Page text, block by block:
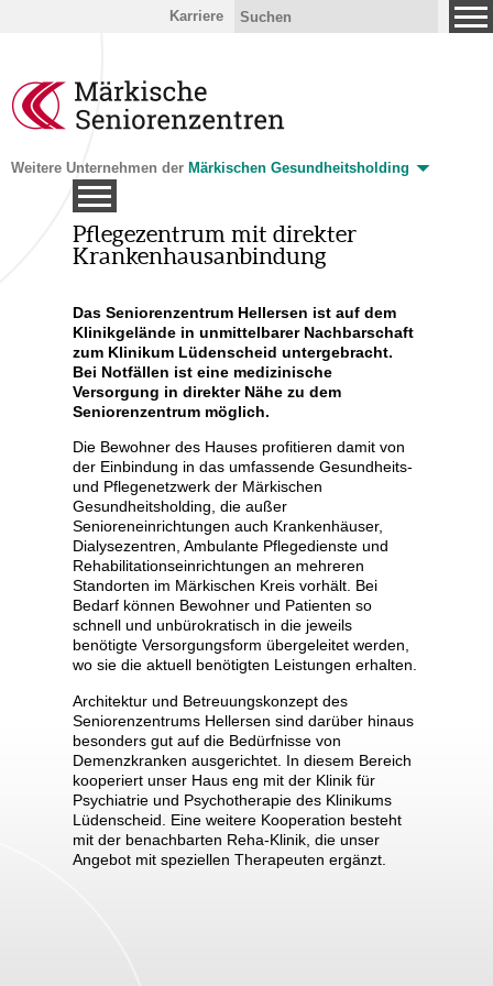
Karriere
Weitere Unternehmen der Märkischen Gesundheitsholding
Pflegezentrum mit direkter
Krankenhausanbindung
Das Seniorenzentrum Hellersen ist auf dem
Klinikgelände in unmittelbarer Nachbarschaft
zum Klinikum Lüdenscheid untergebracht.
Bei Notfällen ist eine medizinische
Versorgung in direkter Nähe zu dem
Seniorenzentrum möglich.
Die Bewohner des Hauses profitieren damit von
der Einbindung in das umfassende Gesundheits-
und Pflegenetzwerk der Märkischen
Gesundheitsholding, die außer
Senioreneinrichtungen auch Krankenhäuser,
Dialysezentren, Ambulante Pflegedienste und
Rehabilitationseinrichtungen an mehreren
Standorten im Märkischen Kreis vorhält. Bei
Bedarf können Bewohner und Patienten so
schnell und unbürokratisch in die jeweils
benötigte Versorgungsform übergeleitet werden,
wo sie die aktuell benötigten Leistungen erhalten.
Architektur und Betreuungskonzept des
Seniorenzentrums Hellersen sind darüber hinaus
besonders gut auf die Bedürfnisse von
Demenzkranken ausgerichtet. In diesem Bereich
kooperiert unser Haus eng mit der Klinik für
Psychiatrie und Psychotherapie des Klinikums
Lüdenscheid. Eine weitere Kooperation besteht
mit der benachbarten Reha-Klinik, die unser
Angebot mit speziellen Therapeuten ergänzt.